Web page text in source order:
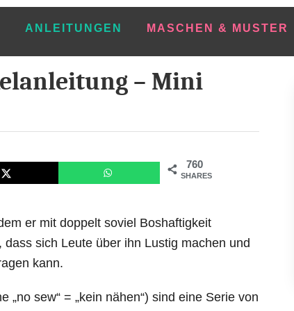
ANLEITUNGEN MASCHEN & MUSTER
– Mini
760
SHARES
er mit doppelt soviel Boshaftigkeit
sich Leute über ihn Lustig machen und
kann.
„no sew“ = „kein nähen“) sind eine Serie von